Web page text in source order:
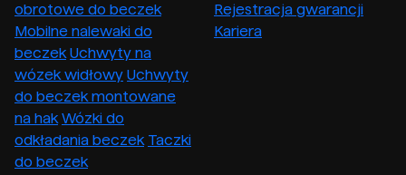
obrotowe do beczek
Mobilne nalewaki do
beczek Uchwyty na
wózek widłowy Uchwyty
do beczek montowane
na hak Wózki do
odkładania beczek Taczki
do beczek
Rejestracja gwarancji
Kariera